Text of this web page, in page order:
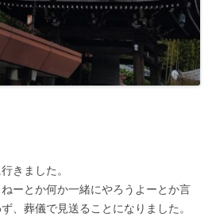
きました。
ーとか何か一緒にやろうよーとか言
、葬儀で見送ることになりました。